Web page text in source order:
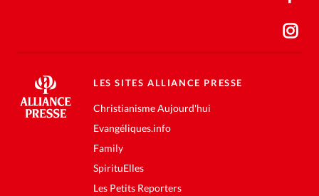
LES SITES ALLIANCE PRESSE
Christianisme Aujourd'hui
Evangéliques.info
Family
SpirituElles
Les Petits Reporters